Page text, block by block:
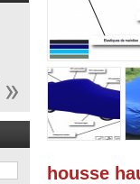
housse